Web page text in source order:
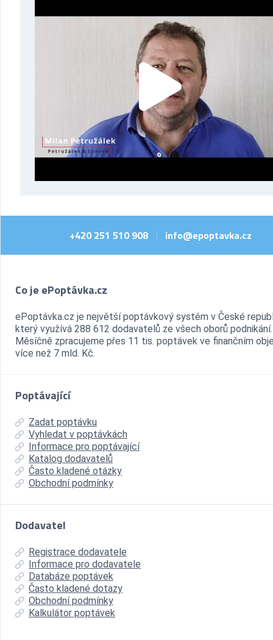
+420 251 510 908 info@epoptavka.cz
Co je ePoptávka.cz
ePoptávka.cz je největší poptávkový systém v České
který využívá 288 612 dodavatelů ze všech oborů podnikání.
Měsíčně zpracujeme přes 11 tis. poptávek ve finančním
více než 7 mld. Kč.
Poptávající
Zadat poptávku
Vyhledat v poptávkách
Informace pro poptávající
Katalog dodavatelů
Často kladené otázky
Obchodní podmínky
Dodavatel
Registrace dodavatele
Informace pro dodavatele
Databáze poptávek
Často kladené dotazy
Obchodní podmínky
Kalkulátor poptávek